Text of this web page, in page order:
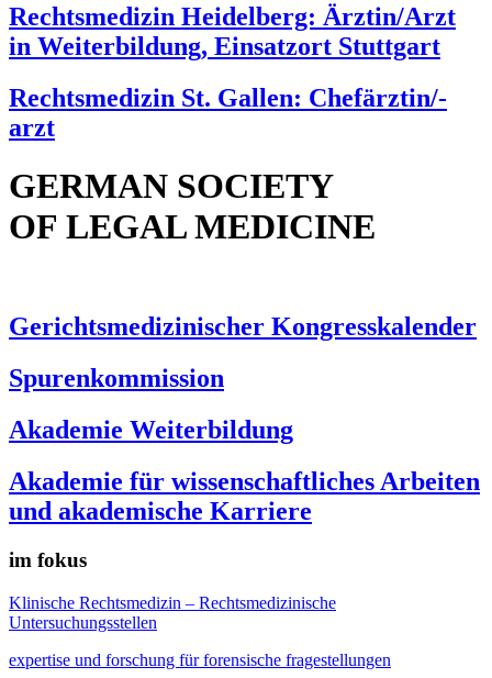
Rechtsmedizin Heidelberg: Ärztin/Arzt
in Weiterbildung, Einsatzort Stuttgart
Rechtsmedizin St. Gallen: Chefärztin/-
arzt
GERMAN SOCIETY
OF LEGAL MEDICINE
Gerichtsmedizinischer Kongresskalender
Spurenkommission
Akademie Weiterbildung
Akademie für wissenschaftliches Arbeiten
und akademische Karriere
im fokus
Klinische Rechtsmedizin – Rechtsmedizinische
Untersuchungsstellen
expertise und forschung für forensische fragestellungen